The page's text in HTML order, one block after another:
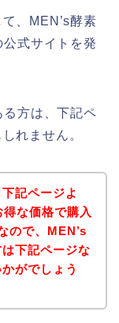
、MEN’s酵素
式サイトを発
る方は、下記ペ
れません。
記ページよ
な価格で購入
ので、MEN’s
下記ページな
がでしょう